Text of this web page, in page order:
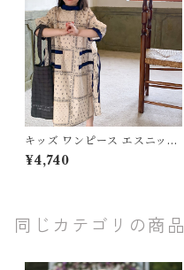
キッズ ワンピース エスニック
七分袖 ペイズリー バイカラー
レトロ 子ども服 女の子 ナチュ
¥4,740
同じカテゴリの商品